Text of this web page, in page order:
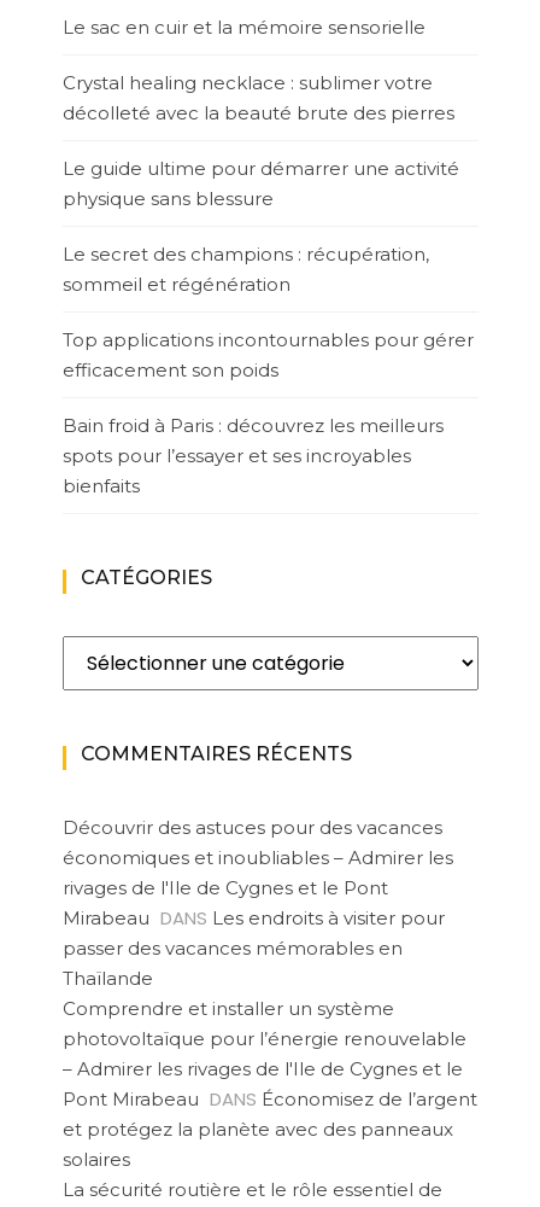
Le sac en cuir et la mémoire sensorielle
Crystal healing necklace : sublimer votre
décolleté avec la beauté brute des pierres
Le guide ultime pour démarrer une activité
physique sans blessure
Le secret des champions : récupération,
sommeil et régénération
Top applications incontournables pour gérer
efficacement son poids
Bain froid à Paris : découvrez les meilleurs
spots pour l’essayer et ses incroyables
bienfaits
CATÉGORIES
Catégories
COMMENTAIRES RÉCENTS
Découvrir des astuces pour des vacances
économiques et inoubliables – Admirer les
rivages de l'Ile de Cygnes et le Pont
Mirabeau DANS Les endroits à visiter pour
passer des vacances mémorables en
Thaïlande
Comprendre et installer un système
photovoltaïque pour l’énergie renouvelable
– Admirer les rivages de l'Ile de Cygnes et le
Pont Mirabeau DANS Économisez de l’argent
et protégez la planète avec des panneaux
solaires
La sécurité routière et le rôle essentiel de